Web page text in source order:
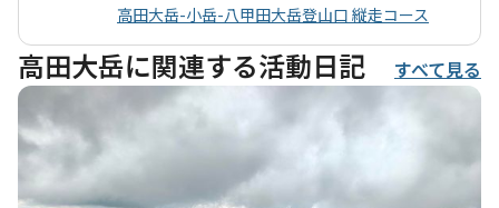
高田大岳-小岳-八甲田大岳登山口 縦走コース
高田大岳に関連する活動日記 すべて見る